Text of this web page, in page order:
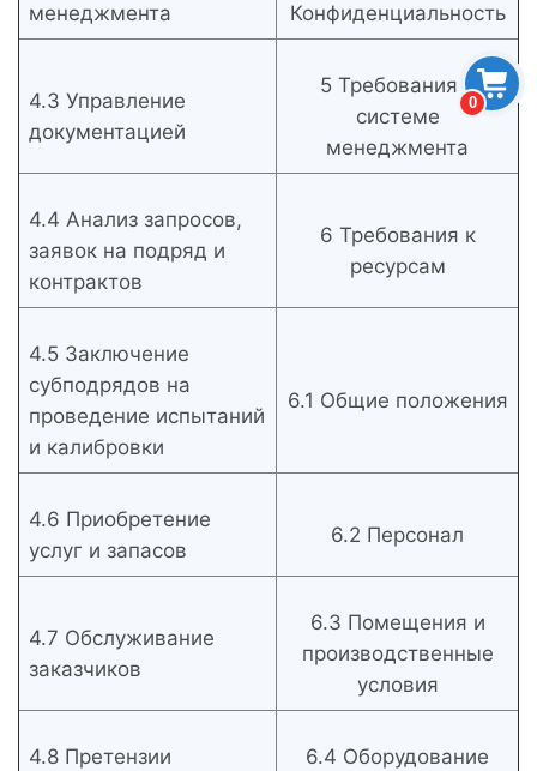
0
менеджмента
Конфиденциальность
4.3 Управление
документацией
5 Требования к
системе
менеджмента
4.4 Анализ запросов,
заявок на подряд и
контрактов
6 Требования к
ресурсам
4.5 Заключение
субподрядов на
проведение испытаний
и калибровки
6.1 Общие положения
4.6 Приобретение
услуг и запасов
6.2 Персонал
4.7 Обслуживание
заказчиков
6.3 Помещения и
производственные
условия
4.8 Претензии 6.4 Оборудование